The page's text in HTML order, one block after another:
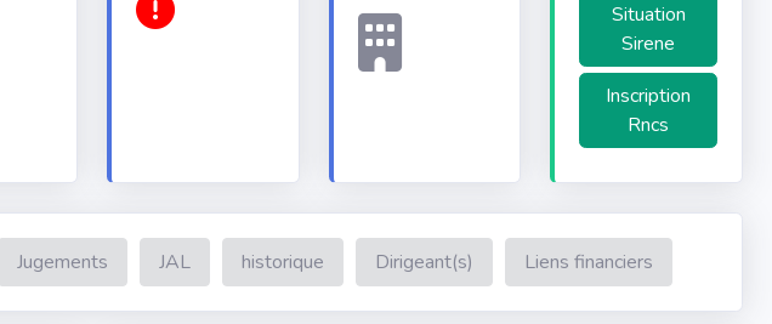
Situation
Sirene
Inscription
Rncs
Jugements JAL historique Dirigeant(s) Liens financiers